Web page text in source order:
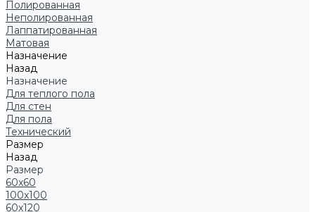
Полированная
Неполированная
Лаппатированная
Матовая
Назначение
Назад
Назначение
Для теплого пола
Для стен
Для пола
Технический
Размер
Назад
Размер
60x60
100x100
60x120